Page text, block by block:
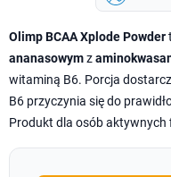
Olimp BCAA Xplode Powder
ananasowymz
witaminą B6. Porcja
B6 przyczynia się do
Produkt dla osób aktywnych